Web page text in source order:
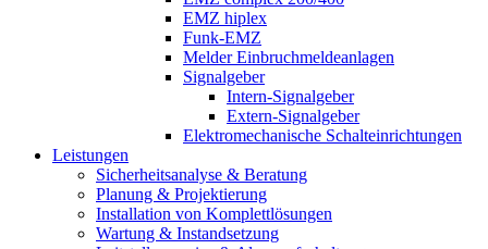
EMZ hiplex
Funk-EMZ
Melder Einbruchmeldeanlagen
Signalgeber
Intern-Signalgeber
Extern-Signalgeber
Elektromechanische Schalteinrichtungen
Leistungen
Sicherheitsanalyse & Beratung
Planung & Projektierung​
Installation von Komplettlösungen
Wartung & Instandsetzung